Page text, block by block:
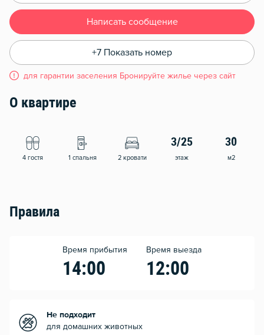
Написать сообщение
+7 Показать номер
для гарантии заселения Бронируйте жилье через сайт
О квартире
4 гостя 1 спальня 2 кровати
3/25
этаж
30
м2
Правила
Время прибытия
14:00
Время выезда
12:00
Не подходит
для домашних животных